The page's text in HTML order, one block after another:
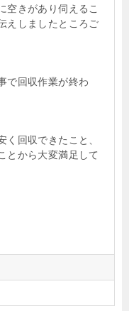
空きがあり伺えるこ
えしましたところご
で回収作業が終わ
く回収できたこと、
とから大変満足して